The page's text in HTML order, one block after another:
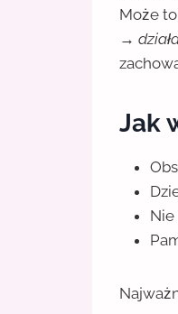
Może
→
Jak
Nie